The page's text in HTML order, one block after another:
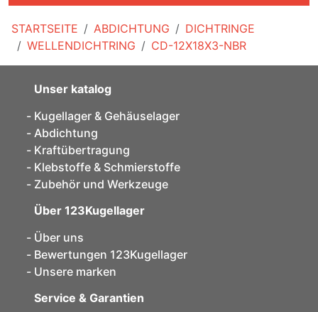
STARTSEITE ABDICHTUNG
DICHTRINGE
WELLENDICHTRING
CD-12X18X3-NBR
Unser katalog
Kugellager & Gehäuselager
Abdichtung
Kraftübertragung
Klebstoffe & Schmierstoffe
Zubehör und Werkzeuge
Über 123Kugellager
Über uns
Bewertungen 123Kugellager
Unsere marken
Service & Garantien